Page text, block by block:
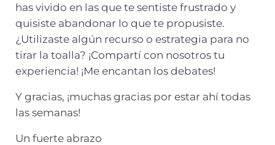
has vivido en las que te sentiste frustrado y
quisiste abandonar lo que te propusiste.
¿Utilizaste algún recurso o estrategia para no
tirar la toalla? ¡Compartí con nosotros tu
experiencia! ¡Me encantan los debates!
Y gracias, ¡muchas gracias por estar ahí todas
las semanas!
Un fuerte abrazo